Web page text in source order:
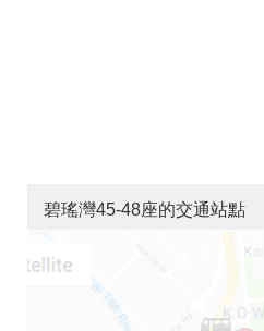
碧瑤灣45-48座的交通站點